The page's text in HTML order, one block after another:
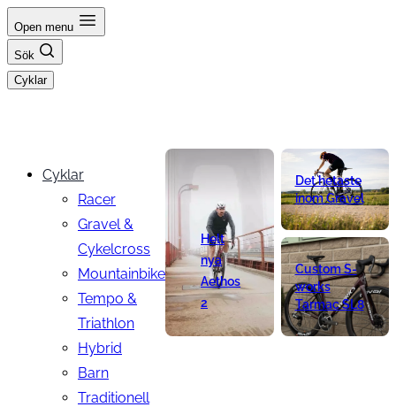
Hoppa
till
innehåll
Open menu
Sök
Cyklar
Cyklar
Racer
Gravel &
Cykelcross
Mountainbike
Tempo &
Triathlon
Hybrid
Barn
Traditionell
Helt
nya
Aethos
2
Det hetaste
inom Gravel
Custom S-
works
Tarmac SL8